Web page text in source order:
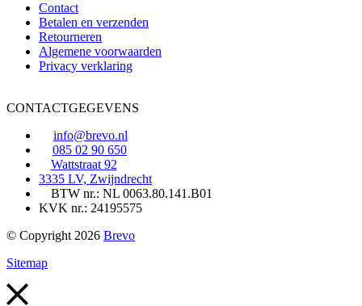
Contact
Betalen en verzenden
Retourneren
Algemene voorwaarden
Privacy verklaring
CONTACTGEGEVENS
info@brevo.nl
085 02 90 650
Wattstraat 92
3335 LV, Zwijndrecht
BTW nr.: NL 0063.80.141.B01
KVK nr.: 24195575
© Copyright 2026 Brevo
Sitemap